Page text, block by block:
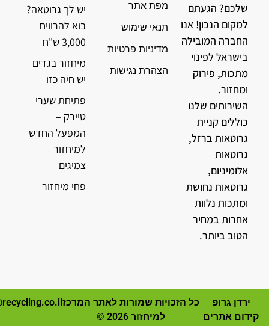
שלכם? הגעתם
למקום הנכון! אנו
החברה המובילה
בישראל לפינוי
מתכות, פירוק
ומחזור.
השירותים שלנו
כוללים קניית
גרוטאות ברזל,
גרוטאות
אלומיניום,
גרוטאות נחושת
ומתכות נלוות
אחרות במחיר
הטוב ביותר.
מפת אתר
תנאי שימוש
מדיניות פרטיות
הצהרת נגישות
יש לך גרוטאה?
בוא להרוויח
3,000 ש"ח
מיחזור בגדים –
יש חיה כזו
פתיחת שערי
טיירק –
המפעל החדש
למיחזור
צמיגים
פחי מיחזור
ירדן גרופ
קידום אתרים
כל הזכויות שמורות לאתר המרכז
למיחזור 2026 ©